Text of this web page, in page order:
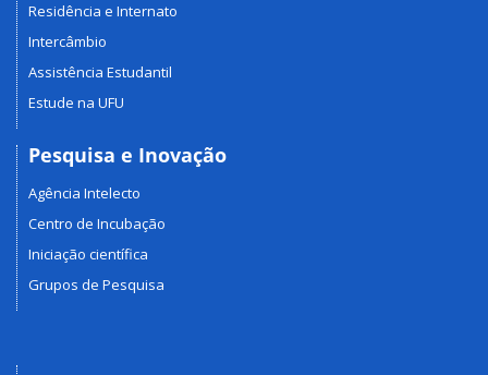
Residência e Internato
Intercâmbio
Assistência Estudantil
Estude na UFU
Pesquisa e Inovação
Agência Intelecto
Centro de Incubação
Iniciação científica
Grupos de Pesquisa